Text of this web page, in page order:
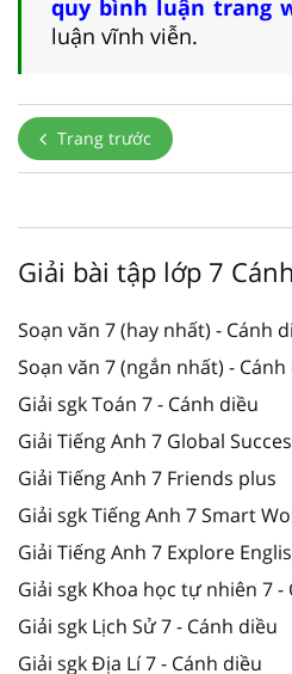
quy bình luận trang
luận vĩnh viễn.
Trang trước
Giải bài tập lớp 7
Soạn văn 7 (hay nhất) - Cánh
Soạn văn 7 (ngắn nhất) - Cánh
Giải sgk Toán 7 - Cánh diều
Giải Tiếng Anh 7 Global
Giải Tiếng Anh 7 Friends plus
Giải sgk Tiếng Anh 7 Smart
Giải Tiếng Anh 7 Explore
Giải sgk Khoa học tự nhiên 7 -
Giải sgk Lịch Sử 7 - Cánh diều
Giải sgk Địa Lí 7 - Cánh diều